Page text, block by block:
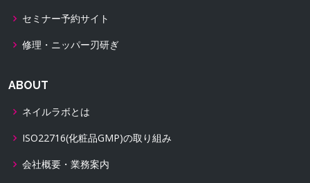
セミナー予約サイト
修理・ニッパー刃研ぎ
ABOUT
ネイルラボとは
ISO22716(化粧品GMP)の取り組み
会社概要・業務案内